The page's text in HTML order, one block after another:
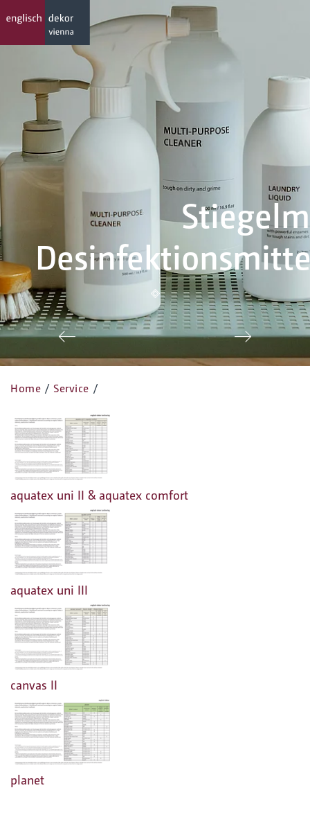
Stiegelmeyer
Zurück Vor
Home / Service /
aquatex uni II & aquatex comfort
aquatex uni III
canvas II
planet